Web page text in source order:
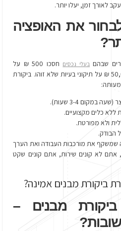
לאורך זמן, יעלו יותר.
את האופציה
שבהם בעלי נכסים
חסכו 500 ₪ על
הבדיקה ושילמו 50,000 ₪ על תיקוני בעיות שלא זוהו. ביקורת
במקום 3-4 שעות).
ללא כלים מקצועיים.
ולא מפורטת.
הבודק.
שמשקף את מורכבות העבודה ואת הערך
אתם לא קונים שירות, אתם קונים שקט
ביקורת מבנים אמינה?
מבנים –